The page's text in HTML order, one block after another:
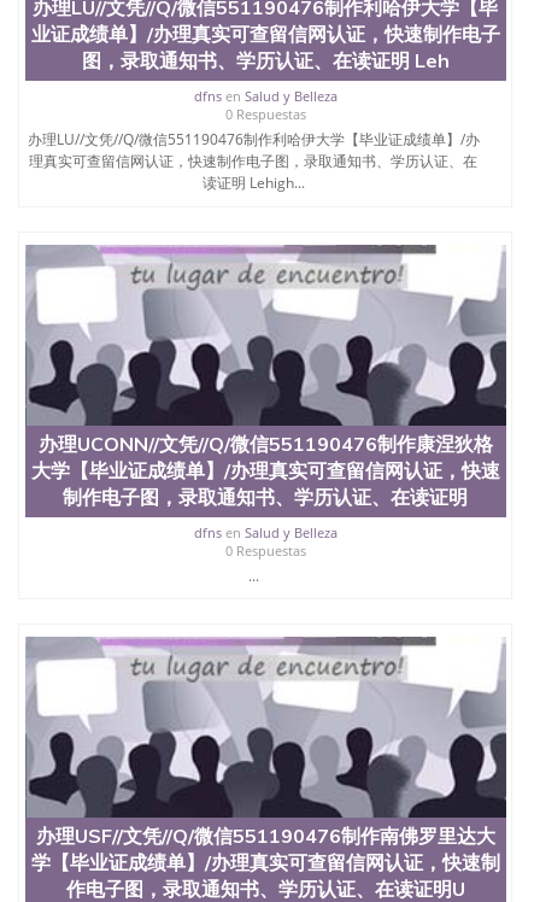
University）圣何塞州立大学学位证（San Jose State
University）圣何塞州立大学学位证（San Jose State
University）圣何塞州立大学（San Jose State
University）圣何塞州立大学（San Jose State
University）圣何塞州立大学（San Jose State
University）圣何塞州立大学（San Jose State
University）圣何塞州立大学学位证（San Jose State
University）圣何塞州立大学学位证（San Jose State
University）圣何塞州立大学结业证（San Jose State
University）圣何塞州立大学结业证（San Jose State
University）圣何塞州立大学学位证（San Jose State
University）圣何塞州立大学学位证（San Jose State
University）圣何塞州立大学学历证书（San Jose
State University）圣何塞州立大学学历证书（San
Jose State University）圣何塞州立大学学历证书
（San Jose State University）澳洲读书未毕业找人做
文凭学位qq微信551190476澳洲读CQU中央昆士兰大
学学历 绩单购买学位证书/澳洲读本科硕士做文凭/购
买澳洲大学毕业证成绩单假文凭学历
offieUniversityofSouthernQueensland 澳洲读书未毕
业找人做文凭学位qq微信551190476澳洲读CQU中央
昆士兰大学学历成绩单购买学位证书/澳洲读本科硕
士做文凭/购买澳洲大学毕业证成绩单假文凭学历办
理LSU//文凭//Q/微信551190476制作路易斯安那州立
大学【毕业证成绩单】/办理真实可查留信网认证，
Louisiana State University
办理LU//文凭//Q/微信551190476制作利哈伊大学【毕
业证成绩单】/办理真实可查留信网认证，快速制作电子
图，录取通知书、学历认证、在读证明 Leh
dfnsen Salud y Belleza
0 Respuestas
办理LU//文凭//Q/微信551190476制作利哈伊大学【毕业证成绩单】/办
理真实可查留信网认证，快速制作电子图，录取通知书、学历认证、在
读证明 Lehigh...
办理UCONN//文凭//Q/微信551190476制作康涅狄格
大学【毕业证成绩单】/办理真实可查留信网认证，快速
制作电子图，录取通知书、学历认证、在读证明
dfnsen Salud y Belleza
0 Respuestas
...
办理USF//文凭//Q/微信551190476制作南佛罗里达大
学【毕业证成绩单】/办理真实可查留信网认证，快速制
作电子图，录取通知书、学历认证、在读证明U